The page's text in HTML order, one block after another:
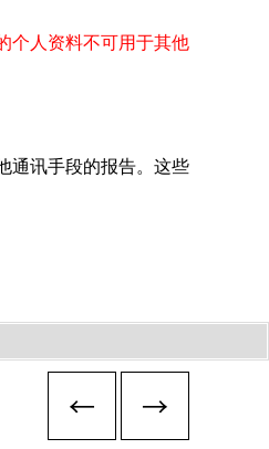
个人资料不可用于其他
通讯手段的报告。这些